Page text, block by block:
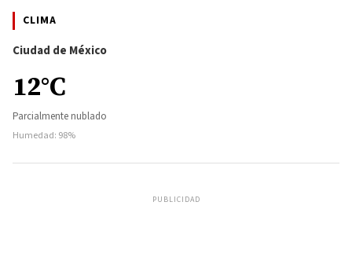
CLIMA
Ciudad de México
12°C
Parcialmente nublado
Humedad: 98%
PUBLICIDAD